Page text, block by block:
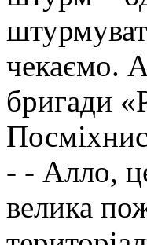
чекаємо.
бригади
- - Алло,
велика